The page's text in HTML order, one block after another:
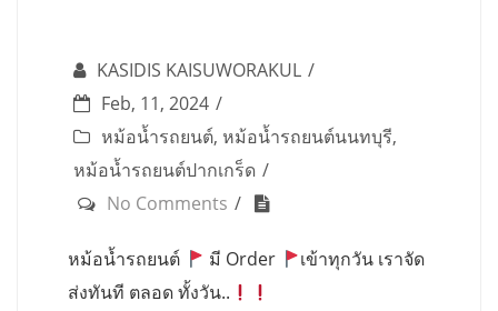
KASIDIS KAISUWORAKUL
Feb, 11, 2024
หม้อน้ำรถยนต์, หม้อน้ำรถยนต์นนทบุรี,
หม้อน้ำรถยนต์ปากเกร็ด
No Comments
หม้อน้ำรถยนต์ มี Order
เข้าทุกวัน เราจัด
ส่งทันที ตลอด ทั้งวัน..